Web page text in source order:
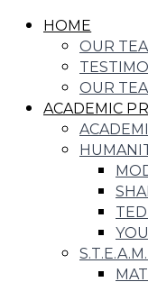
HOME
OUR
OUR
ACADEMIC
S.T.E.A.M.